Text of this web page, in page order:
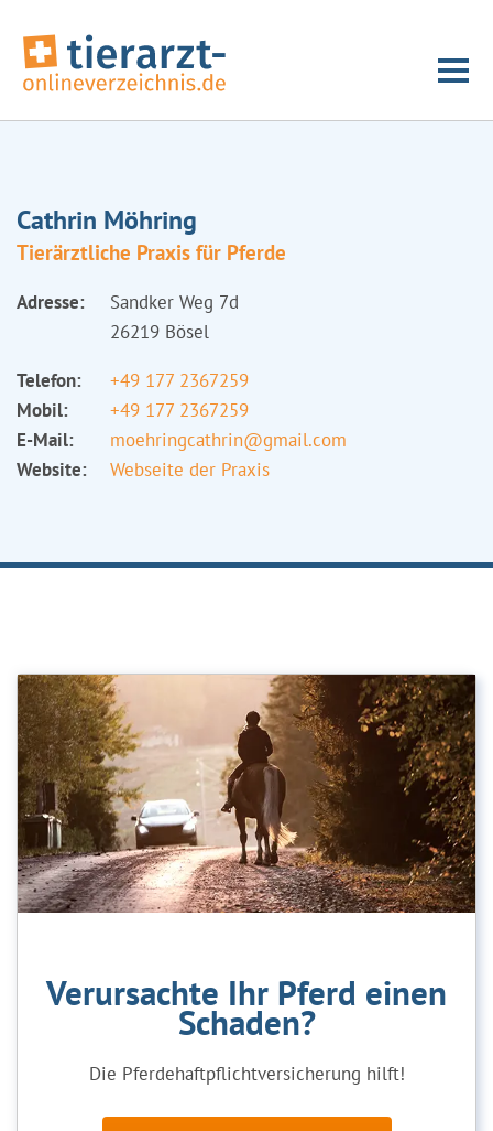
Cathrin Möhring
Tierärztliche Praxis für Pferde
Adresse:
Sandker Weg 7d
26219 Bösel
Telefon:
+49 177 2367259
Mobil:
+49 177 2367259
E-Mail:
moehringcathrin@gmail.com
Website:
Webseite der Praxis
Verursachte Ihr Pferd einen
Schaden?
Die Pferdehaftpflichtversicherung hilft!